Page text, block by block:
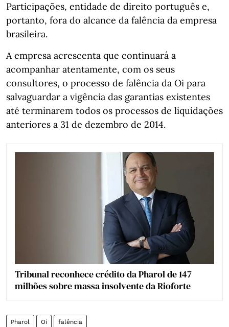
Participações, entidade de direito português e,
portanto, fora do alcance da falência da empresa
brasileira.
A empresa acrescenta que continuará a
acompanhar atentamente, com os seus
consultores, o processo de falência da Oi para
salvaguardar a vigência das garantias existentes
até terminarem todos os processos de liquidações
anteriores a 31 de dezembro de 2014.
Tribunal reconhece crédito da Pharol de 147
milhões sobre massa insolvente da Rioforte
Pharol Oi falência